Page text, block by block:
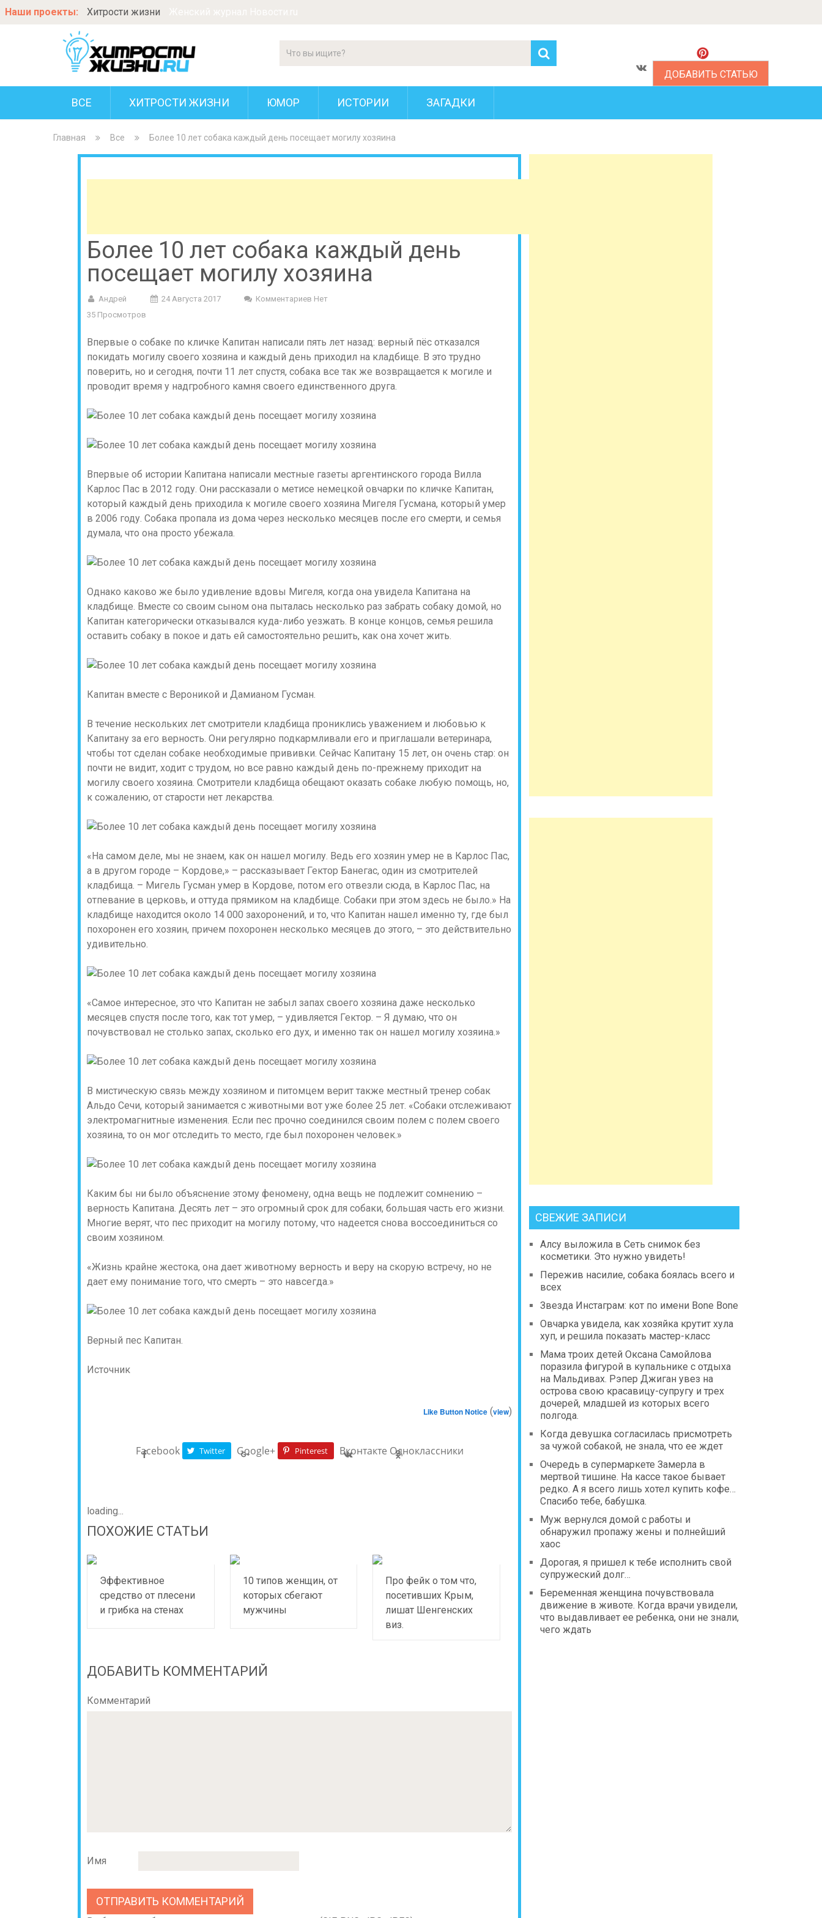
Наши проекты: Хитрости жизни
ДОБАВИТЬ СТАТЬЮ
ВСЕ ХИТРОСТИ ЖИЗНИ ЮМОР ИСТОРИИ ЗАГАДКИ
Главная Все Более 10 лет собака каждый день посещает могилу хозяина
Более 10 лет собака каждый день
посещает могилу хозяина
Андрей 24 Августа 2017
Комментариев Нет
35 Просмотров
Впервые о собаке по кличке Капитан написали пять лет назад: верный пёс отказался
покидать могилу своего хозяина и каждый день приходил на кладбище. В это трудно
поверить, но и сегодня, почти 11 лет спустя, собака все так же возвращается к могиле и
проводит время у надгробного камня своего единственного друга.
Впервые об истории Капитана написали местные газеты аргентинского города Вилла
Карлос Пас в 2012 году. Они рассказали о метисе немецкой овчарки по кличке Капитан,
который каждый день приходила к могиле своего хозяина Мигеля Гусмана, который умер
в 2006 году. Собака пропала из дома через несколько месяцев после его смерти, и семья
думала, что она просто убежала.
Однако каково же было удивление вдовы Мигеля, когда она увидела Капитана на
кладбище. Вместе со своим сыном она пыталась несколько раз забрать собаку домой, но
Капитан категорически отказывался куда-либо уезжать. В конце концов, семья решила
оставить собаку в покое и дать ей самостоятельно решить, как она хочет жить.
Капитан вместе с Вероникой и Дамианом Гусман.
В течение нескольких лет смотрители кладбища прониклись уважением и любовью к
Капитану за его верность. Они регулярно подкармливали его и приглашали ветеринара,
чтобы тот сделан собаке необходимые прививки. Сейчас Капитану 15 лет, он очень стар: он
почти не видит, ходит с трудом, но все равно каждый день по-прежнему приходит на
могилу своего хозяина. Смотрители кладбища обещают оказать собаке любую помощь, но,
к сожалению, от старости нет лекарства.
«На самом деле, мы не знаем, как он нашел могилу. Ведь его хозяин умер не в Карлос Пас,
а в другом городе – Кордове,» – рассказывает Гектор Банегас, один из смотрителей
кладбища. – Мигель Гусман умер в Кордове, потом его отвезли сюда, в Карлос Пас, на
отпевание в церковь, и оттуда прямиком на кладбище. Собаки при этом здесь не было.» На
кладбище находится около 14 000 захоронений, и то, что Капитан нашел именно ту, где был
похоронен его хозяин, причем похоронен несколько месяцев до этого, – это действительно
удивительно.
«Самое интересное, это что Капитан не забыл запах своего хозяина даже несколько
месяцев спустя после того, как тот умер, – удивляется Гектор. – Я думаю, что он
почувствовал не столько запах, сколько его дух, и именно так он нашел могилу хозяина.»
В мистическую связь между хозяином и питомцем верит также местный тренер собак
Альдо Сечи, который занимается с животными вот уже более 25 лет. «Собаки отслеживают
электромагнитные изменения. Если пес прочно соединился своим полем с полем своего
хозяина, то он мог отследить то место, где был похоронен человек.»
Каким бы ни было объяснение этому феномену, одна вещь не подлежит сомнению –
верность Капитана. Десять лет – это огромный срок для собаки, большая часть его жизни.
Многие верят, что пес приходит на могилу потому, что надеется снова воссоединиться со
своим хозяином.
«Жизнь крайне жестока, она дает животному верность и веру на скорую встречу, но не
дает ему понимание того, что смерть – это навсегда.»
Верный пес Капитан.
Источник
Like Button Notice (view)
Facebook Twitter Google+ Pinterest Вконтакте Одноклассники
loading...
ПОХОЖИЕ СТАТЬИ
Эффективное
средство от плесени
и грибка на стенах
10 типов женщин, от
которых сбегают
мужчины
Про фейк о том что,
посетивших Крым,
лишат Шенгенских
виз.
ДОБАВИТЬ КОММЕНТАРИЙ
Комментарий
Имя
СВЕЖИЕ ЗАПИСИ
Алсу выложила в Сеть снимок без
косметики. Это нужно увидеть!
Пережив насилие, собака боялась всего и
всех
Звезда Инстаграм: кот по имени Bone Bone
Овчарка увидела, как хозяйка крутит хула
хуп, и решила показать мастер-класс
Мама троих детей Оксана Самойлова
поразила фигурой в купальнике с отдыха
на Мальдивах. Рэпер Джиган увез на
острова свою красавицу-супругу и трех
дочерей, младшей из которых всего
полгода.
Когда девушка согласилась присмотреть
за чужой собакой, не знала, что ее ждет
Очередь в супермаркете Замерла в
мертвой тишине. На кассе такое бывает
редко. А я всего лишь хотел купить кофе…
Спасибо тебе, бабушка.
Муж вернулся домой с работы и
обнаружил пропажу жены и полнейший
хаос
Дорогая, я пришел к тебе исполнить свой
супружеский долг…
Беременная женщина почувствовала
движение в животе. Когда врачи увидели,
что выдавливает ее ребенка, они не знали,
чего ждать